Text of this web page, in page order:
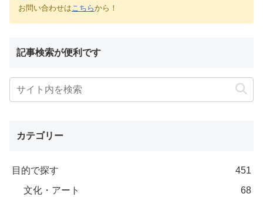
お問い合わせはこちらから！
記事検索が便利です
カテゴリー
目的で探す
451
文化・アート
68